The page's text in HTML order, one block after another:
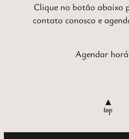
Clique no botão abaixo
contato conosco e
Agendar
▲